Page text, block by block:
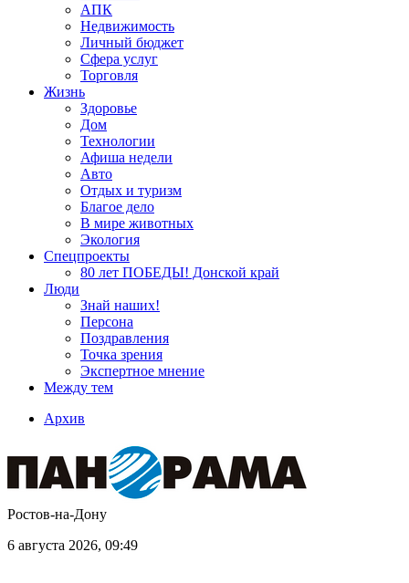
АПК
Недвижимость
Личный бюджет
Сфера услуг
Торговля
Жизнь
Здоровье
Дом
Технологии
Афиша недели
Авто
Отдых и туризм
Благое дело
В мире животных
Экология
Спецпроекты
80 лет ПОБЕДЫ! Донской край
Люди
Знай наших!
Персона
Поздравления
Точка зрения
Экспертное мнение
Между тем
Архив
Ростов-на-Дону
6 августа 2026, 09:49